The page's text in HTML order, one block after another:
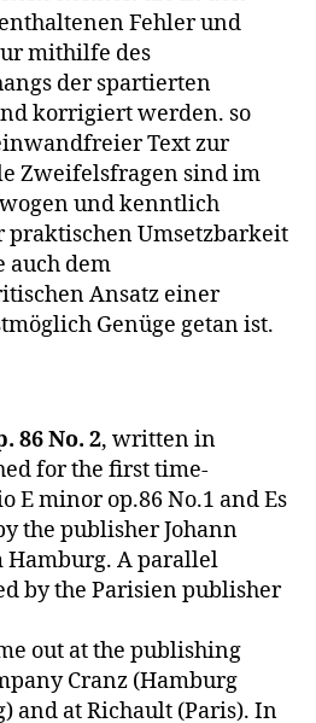
Fehler und
mithilfe des
der spartierten
korrigiert werden. so
Text zur
Zweifelsfragen sind im
und kenntlich
praktischen Umsetzbarkeit
auch dem
Ansatz einer
Genüge getan ist.
86 No. 2, written in
for the first time-
E minor op.86 No.1 and Es
the publisher Johann
Hamburg. A parallel
by the Parisien publisher
out at the publishing
Cranz (Hamburg
and at Richault (Paris). In